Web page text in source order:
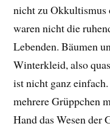
nicht zu
waren nicht die
Lebenden. Bäumen
Winterkleid, also
ist nicht ganz
mehrere Grüppchen
Hand das Wesen der